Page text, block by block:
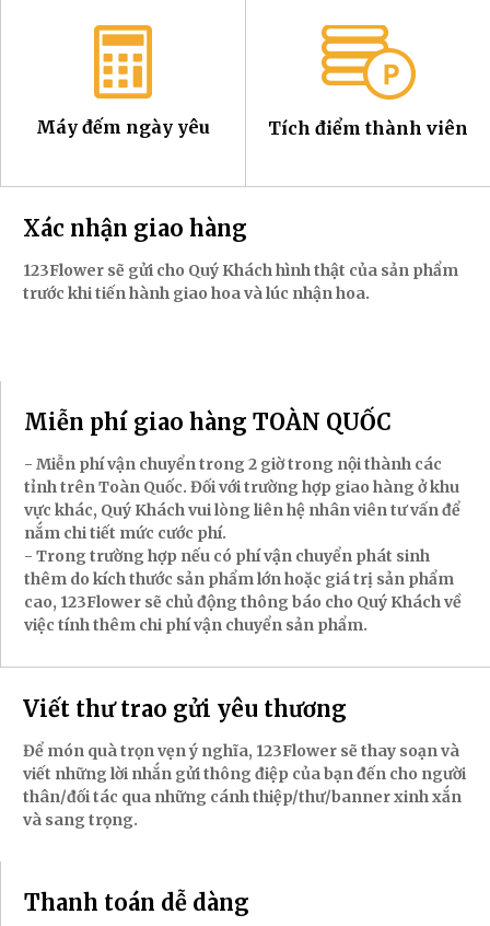
Máy đếm ngày yêu Tích điểm thành viên
Xác nhận giao hàng
123Flower sẽ gửi cho Quý Khách hình thật của sản phẩm
trước khi tiến hành giao hoa và lúc nhận hoa.
Miễn phí giao hàng TOÀN QUỐC
- Miễn phí vận chuyển trong 2 giờ trong nội thành các
tỉnh trên Toàn Quốc. Đối với trường hợp giao hàng ở khu
vực khác, Quý Khách vui lòng liên hệ nhân viên tư vấn để
nắm chi tiết mức cước phí.
- Trong trường hợp nếu có phí vận chuyển phát sinh
thêm do kích thước sản phẩm lớn hoặc giá trị sản phẩm
cao, 123Flower sẽ chủ động thông báo cho Quý Khách về
việc tính thêm chi phí vận chuyển sản phẩm.
Viết thư trao gửi yêu thương
Để món quà trọn vẹn ý nghĩa, 123Flower sẽ thay soạn và
viết những lời nhắn gửi thông điệp của bạn đến cho người
thân/đối tác qua những cánh thiệp/thư/banner xinh xắn
và sang trọng.
Thanh toán dễ dàng